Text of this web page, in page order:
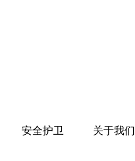
安全护卫 关于我们